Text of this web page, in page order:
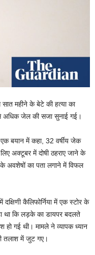
सात महीने के बेटे की हत्या का
से अधिक जेल की सजा सुनाई गई।
एक बयान में कहा, 32 वर्षीय जेक
अक्टूबर में दोषी ठहराए जाने के
अवशेषों का पता लगाने में विफल
कैलिफोर्निया में एक स्टोर के
था कि लड़के का डायपर बदलते
हो गई थी। मामले ने व्यापक ध्यान
तलाश में जुट गए।